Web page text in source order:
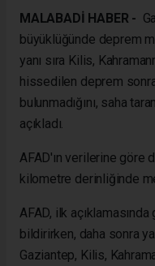
MALABADİ HABER -
büyüklüğünde deprem
yanı sıra Kilis,
hissedilen deprem
bulunmadığını, saha
açıkladı.
AFAD'ın verilerine göre
kilometre derinliğinde
AFAD, ilk
bildirirken, daha sonra
Gaziantep, Kilis,